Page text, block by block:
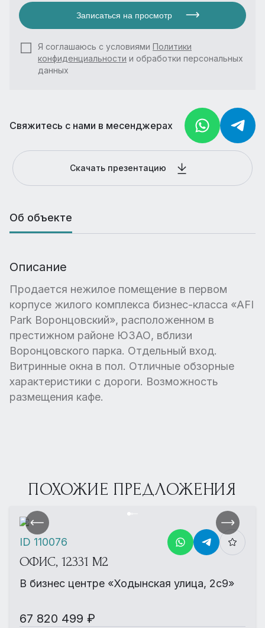
Записаться на просмотр
Я соглашаюсь с условиями Политики
конфиденциальности и обработки персональных
данных
Свяжитесь с нами в месенджерах
Скачать презентацию
Об объекте
Описание
Продается нежилое помещение в первом
корпусе жилого комплекса бизнес-класса «AFI
Park Воронцовский», расположенном в
престижном районе ЮЗАО, вблизи
Воронцовского парка. Отдельный вход.
Витринные окна в пол. Отличные обзорные
характеристики с дороги. Возможность
размещения кафе.
ПОХОЖИЕ ПРЕДЛОЖЕНИЯ
ОФИС, 12331 М2
В бизнес центре «Ходынская улица, 2с9»
67 820 499 ₽
ID 110076